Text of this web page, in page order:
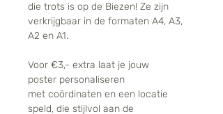
die trots is op de Biezen! Ze zijn
verkrijgbaar in de formaten A4, A3,
A2 en A1.
Voor €3,- extra laat je jouw
poster personaliseren
met coördinaten en een locatie
speld, die stijlvol aan de